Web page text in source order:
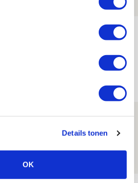
Details tonen
OK
uit: geregisseerde
vertrouwen in Ajax